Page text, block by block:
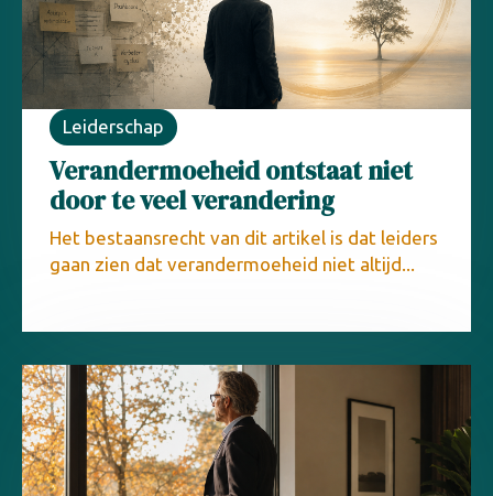
Leiderschap
Verandermoeheid ontstaat niet
door te veel verandering
Het bestaansrecht van dit artikel is dat leiders
gaan zien dat verandermoeheid niet altijd...